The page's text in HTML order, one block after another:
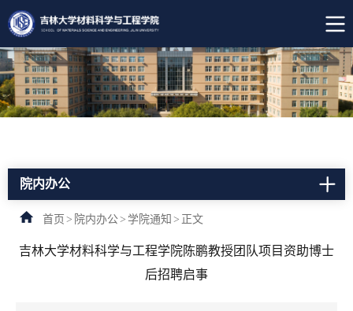
院内办公
首页 > 院内办公> 学院通知 > 正文
吉林大学材料科学与工程学院陈鹏教授团队项目资助博士
后招聘启事